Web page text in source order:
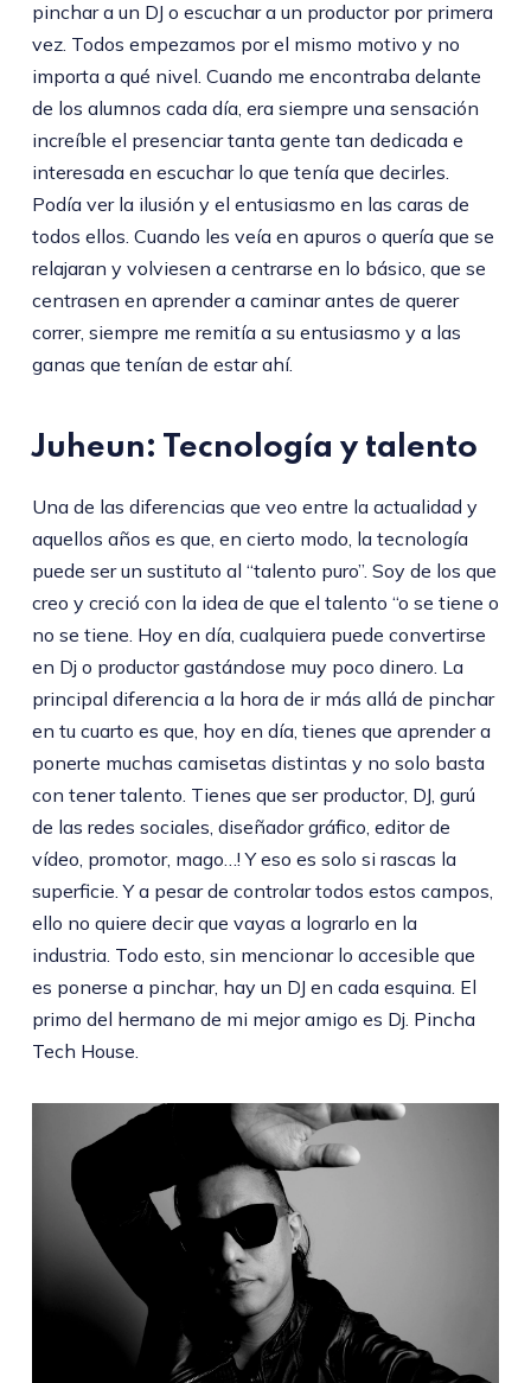
pinchar a un DJ o escuchar a un productor por primera
vez. Todos empezamos por el mismo motivo y no
importa a qué nivel. Cuando me encontraba delante
de los alumnos cada día, era siempre una sensación
increíble el presenciar tanta gente tan dedicada e
interesada en escuchar lo que tenía que decirles.
Podía ver la ilusión y el entusiasmo en las caras de
todos ellos. Cuando les veía en apuros o quería que se
relajaran y volviesen a centrarse en lo básico, que se
centrasen en aprender a caminar antes de querer
correr, siempre me remitía a su entusiasmo y a las
ganas que tenían de estar ahí.
Juheun: Tecnología y talento
Una de las diferencias que veo entre la actualidad y
aquellos años es que, en cierto modo, la tecnología
puede ser un sustituto al “talento puro”. Soy de los que
creo y creció con la idea de que el talento “o se tiene o
no se tiene. Hoy en día, cualquiera puede convertirse
en Dj o productor gastándose muy poco dinero. La
principal diferencia a la hora de ir más allá de pinchar
en tu cuarto es que, hoy en día, tienes que aprender a
ponerte muchas camisetas distintas y no solo basta
con tener talento. Tienes que ser productor, DJ, gurú
de las redes sociales, diseñador gráfico, editor de
vídeo, promotor, mago…! Y eso es solo si rascas la
superficie. Y a pesar de controlar todos estos campos,
ello no quiere decir que vayas a lograrlo en la
industria. Todo esto, sin mencionar lo accesible que
es ponerse a pinchar, hay un DJ en cada esquina. El
primo del hermano de mi mejor amigo es Dj. Pincha
Tech House.